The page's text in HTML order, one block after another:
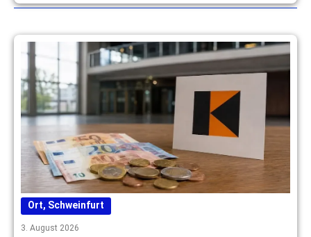
Ort, Schweinfurt
3. August 2026